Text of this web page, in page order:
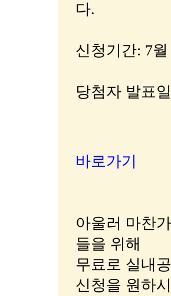
다.
신청기간: 7월
당첨자 발표
바로가기
아울러 마찬
들을 위해
무료로 실내
신청을 원하